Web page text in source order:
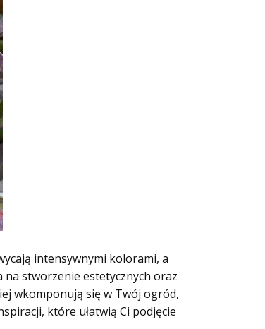
intensywnymi kolorami, a
stworzenie estetycznych oraz
wkomponują się w Twój ogród,
które ułatwią Ci podjęcie